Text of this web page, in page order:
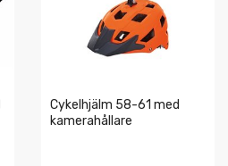
Cykelhjälm 58-61 med
kamerahållare